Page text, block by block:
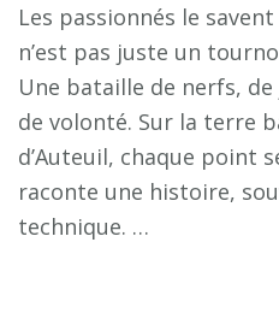
Les passionnés le
n’est pas juste un
Une bataille de nerfs,
de volonté. Sur la terre
d’Auteuil, chaque point
raconte une histoire,
technique. …